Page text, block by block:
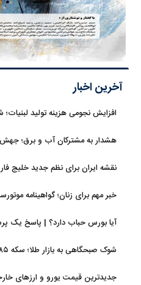
آخرین اخبار
افزایش نجومی هزینه تولید لبنیات؛ شیر خام ۱۶۲
هشدار به مشترکان آب و برق؛ جهش
نقشه ایران برای نظم جدید خلیج
خبر مهم برای زنان؛ گواهینامه
آیا بورس حباب دارد؟ | پاسخ یک پرسش
شوک صبحگاهی به بازار طلا؛ سکه ۱۸۵ میلیون تومان شد!
جدیدترین قیمت یورو و ارزهای خارجی؛ دلار